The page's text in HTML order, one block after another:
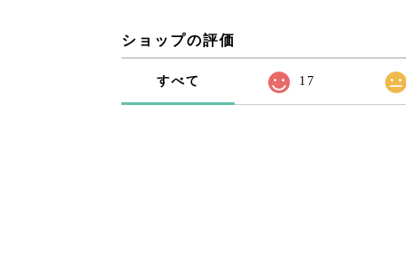
ショップの評価
すべて 17